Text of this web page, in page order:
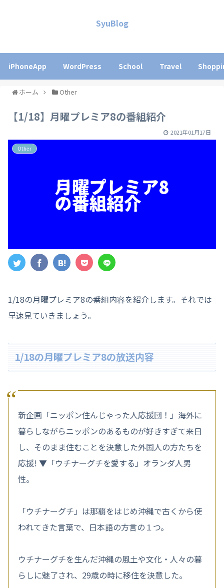
SyuBlog
iPhoneApp WordPress School Travel
ホーム Other
【1/18】月曜プレミア8の番組紹介
2021年01月17日
Other
1/18の月曜プレミア8の番組内容を紹介します。それでは
早速見ていきましょう。
1/18の月曜プレミア8の放送内容
新企画「ニッポン住んじゃった人応援団！」海外に
暮らしながらニッポンのあるものが好きすぎて来日
し、そのまま住むことを決意した外国人の方たちを
応援! ▼「ウチナーグチを愛する」オランダ人男
性。
「ウチナーグチ」は那覇をはじめ沖縄で古くから使
われてきた言葉で、日本語の方言の１つ。
ウチナーグチを生んだ沖縄の風土や文化・人々の暮
らしに魅了され、29歳の時に移住を決意した。